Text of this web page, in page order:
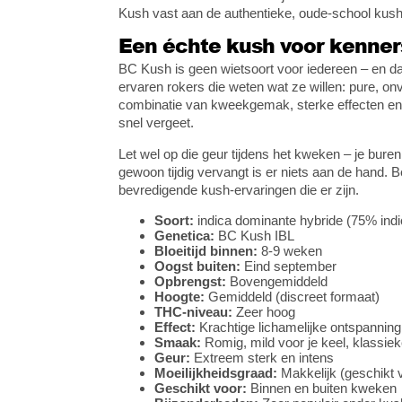
Kush vast aan de authentieke, oude-school
Een échte kush voor
BC Kush is geen wietsoort voor iedereen – en
ervaren rokers die weten wat ze willen: pure,
combinatie van kweekgemak, sterke effecten
snel vergeet.
Let wel op die geur tijdens het kweken – je
gewoon tijdig vervangt is er niets aan de hand.
bevredigende kush-ervaringen die er zijn.
Soort: indica dominante hybride (75%
Genetica: BC Kush IBL
Bloeitijd binnen: 8-9 weken
Oogst buiten: Eind september
Opbrengst: Bovengemiddeld
Hoogte: Gemiddeld (discreet formaat)
THC-niveau: Zeer hoog
Effect: Krachtige lichamelijke
Smaak: Romig, mild voor je keel,
Geur: Extreem sterk en intens
Moeilijkheidsgraad: Makkelijk (geschikt
Geschikt voor: Binnen en buiten kweken